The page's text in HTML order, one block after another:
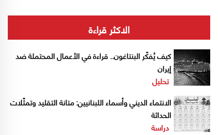
الاكثر قراءة
كيف يُفكّر البنتاغون.. قراءة في الأعمال المحتملة ضد
إيران
تحليل
الانتماء الديني وأسماء اللبنانيين: متانة التقليد وتمثّلات
الحداثة
دراسة